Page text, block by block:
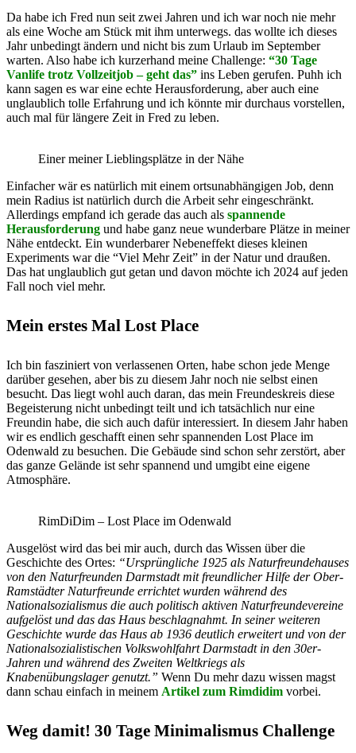
Da habe ich Fred nun seit zwei Jahren und ich war noch nie mehr
als eine Woche am Stück mit ihm unterwegs. das wollte ich dieses
Jahr unbedingt ändern und nicht bis zum Urlaub im September
warten. Also habe ich kurzerhand meine Challenge: “30 Tage
Vanlife trotz Vollzeitjob – geht das” ins Leben gerufen. Puhh ich
kann sagen es war eine echte Herausforderung, aber auch eine
unglaublich tolle Erfahrung und ich könnte mir durchaus vorstellen,
auch mal für längere Zeit in Fred zu leben.
Einer meiner Lieblingsplätze in der Nähe
Einfacher wär es natürlich mit einem ortsunabhängigen Job, denn
mein Radius ist natürlich durch die Arbeit sehr eingeschränkt.
Allerdings empfand ich gerade das auch als spannende
Herausforderung und habe ganz neue wunderbare Plätze in meiner
Nähe entdeckt. Ein wunderbarer Nebeneffekt dieses kleinen
Experiments war die “Viel Mehr Zeit” in der Natur und draußen.
Das hat unglaublich gut getan und davon möchte ich 2024 auf jeden
Fall noch viel mehr.
Mein erstes Mal Lost Place
Ich bin fasziniert von verlassenen Orten, habe schon jede Menge
darüber gesehen, aber bis zu diesem Jahr noch nie selbst einen
besucht. Das liegt wohl auch daran, das mein Freundeskreis diese
Begeisterung nicht unbedingt teilt und ich tatsächlich nur eine
Freundin habe, die sich auch dafür interessiert. In diesem Jahr haben
wir es endlich geschafft einen sehr spannenden Lost Place im
Odenwald zu besuchen. Die Gebäude sind schon sehr zerstört, aber
das ganze Gelände ist sehr spannend und umgibt eine eigene
Atmosphäre.
RimDiDim – Lost Place im Odenwald
Ausgelöst wird das bei mir auch, durch das Wissen über die
Geschichte des Ortes: “Ursprüngliche 1925 als Naturfreundehauses
von den Naturfreunden Darmstadt mit freundlicher Hilfe der Ober-
Ramstädter Naturfreunde errichtet wurden während des
Nationalsozialismus die auch politisch aktiven Naturfreundevereine
aufgelöst und das das Haus beschlagnahmt. In seiner weiteren
Geschichte wurde das Haus ab 1936 deutlich erweitert und von der
Nationalsozialistischen Volkswohlfahrt Darmstadt in den 30er-
Jahren und während des Zweiten Weltkriegs als
Knabenübungslager genutzt.” Wenn Du mehr dazu wissen magst
dann schau einfach in meinem Artikel zum Rimdidim vorbei.
Weg damit! 30 Tage Minimalismus Challenge